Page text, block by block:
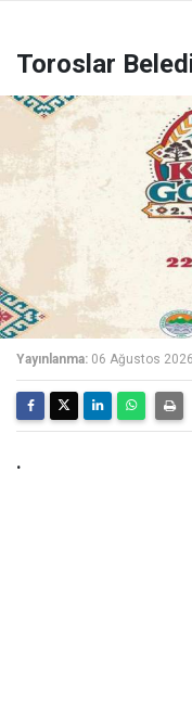
Toroslar
Yayınlanma: 06 Ağustos
.